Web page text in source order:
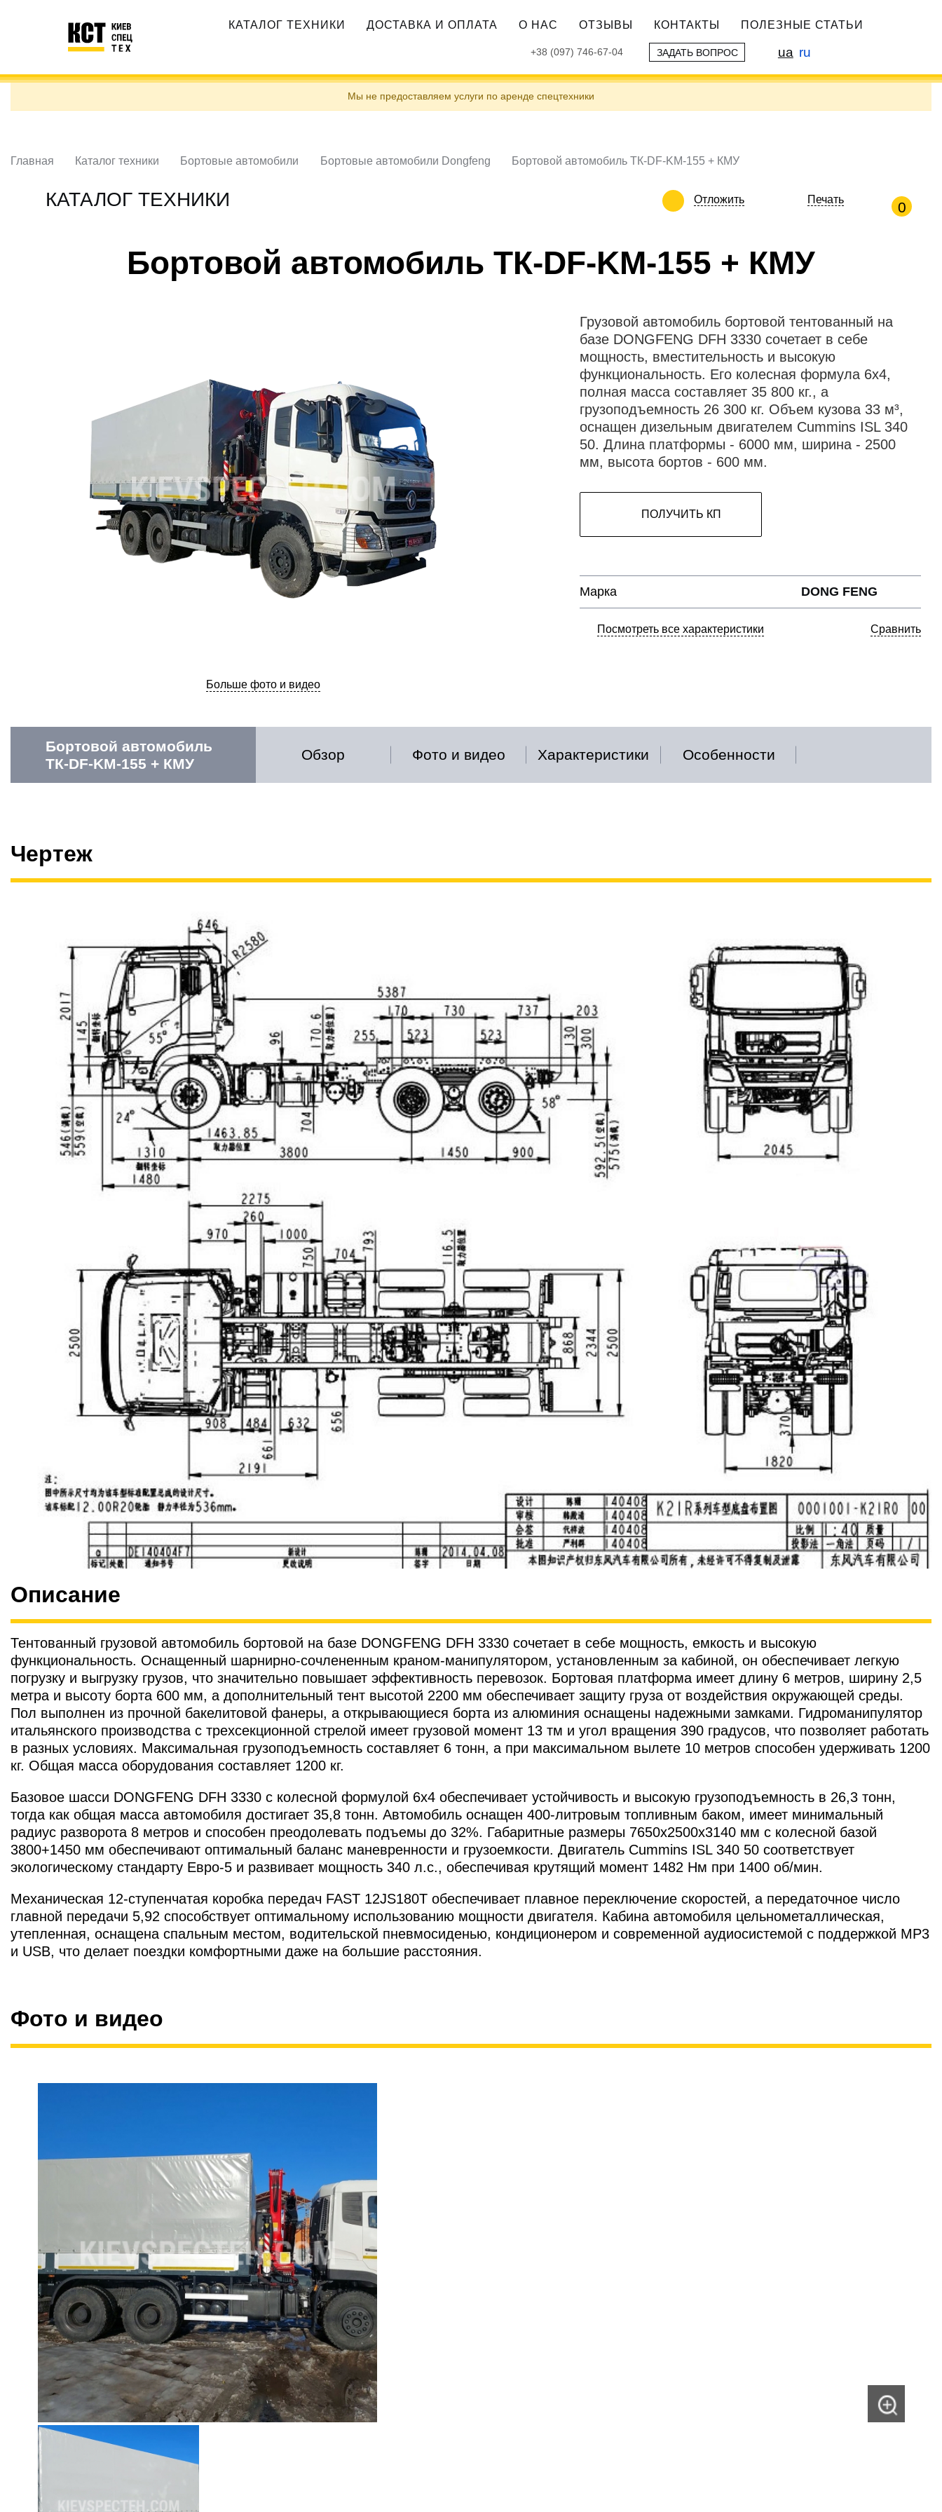
навигация
КАТАЛОГ ТЕХНИКИ ДОСТАВКА И ОПЛАТА О НАС ОТЗЫВЫ КОНТАКТЫ ПОЛЕЗНЫЕ СТАТЬИ
+38 (097) 746-67-04 ЗАДАТЬ ВОПРОС ua ru
Мы не предоставляем услуги по аренде спецтехники
Главная Каталог техники Бортовые автомобили Бортовые автомобили Dongfeng Бортовой автомобиль ТК-DF-KM-155 + КМУ
КАТАЛОГ ТЕХНИКИ Отложить Печать 0
Бортовой автомобиль ТК-DF-KM-155 + КМУ
Больше фото и видео
Грузовой автомобиль бортовой тентованный на
базе DONGFENG DFH 3330 сочетает в себе
мощность, вместительность и высокую
функциональность. Его колесная формула 6х4,
полная масса составляет 35 800 кг., а
грузоподъемность 26 300 кг. Объем кузова 33 м³,
оснащен дизельным двигателем Cummins ISL 340
50. Длина платформы - 6000 мм, ширина - 2500
мм, высота бортов - 600 мм.
ПОЛУЧИТЬ КП
Марка DONG FENG
Посмотреть все характеристики Сравнить
Бортовой автомобиль
ТК-DF-KM-155 + КМУ
Обзор Фото и видео Характеристики Особенности
Чертеж
Описание
Тентованный грузовой автомобиль бортовой на базе DONGFENG DFH 3330 сочетает в себе мощность, емкость и высокую
функциональность. Оснащенный шарнирно-сочлененным краном-манипулятором, установленным за кабиной, он обеспечивает легкую
погрузку и выгрузку грузов, что значительно повышает эффективность перевозок. Бортовая платформа имеет длину 6 метров, ширину 2,5
метра и высоту борта 600 мм, а дополнительный тент высотой 2200 мм обеспечивает защиту груза от воздействия окружающей среды.
Пол выполнен из прочной бакелитовой фанеры, а открывающиеся борта из алюминия оснащены надежными замками. Гидроманипулятор
итальянского производства с трехсекционной стрелой имеет грузовой момент 13 тм и угол вращения 390 градусов, что позволяет работать
в разных условиях. Максимальная грузоподъемность составляет 6 тонн, а при максимальном вылете 10 метров способен удерживать 1200
кг. Общая масса оборудования составляет 1200 кг.
Базовое шасси DONGFENG DFH 3330 с колесной формулой 6х4 обеспечивает устойчивость и высокую грузоподъемность в 26,3 тонн,
тогда как общая масса автомобиля достигает 35,8 тонн. Автомобиль оснащен 400-литровым топливным баком, имеет минимальный
радиус разворота 8 метров и способен преодолевать подъемы до 32%. Габаритные размеры 7650х2500х3140 мм с колесной базой
3800+1450 мм обеспечивают оптимальный баланс маневренности и грузоемкости. Двигатель Cummins ISL 340 50 соответствует
экологическому стандарту Евро-5 и развивает мощность 340 л.с., обеспечивая крутящий момент 1482 Нм при 1400 об/мин.
Механическая 12-ступенчатая коробка передач FAST 12JS180T обеспечивает плавное переключение скоростей, а передаточное число
главной передачи 5,92 способствует оптимальному использованию мощности двигателя. Кабина автомобиля цельнометаллическая,
утепленная, оснащена спальным местом, водительской пневмосиденью, кондиционером и современной аудиосистемой с поддержкой MP3
и USB, что делает поездки комфортными даже на большие расстояния.
Фото и видео